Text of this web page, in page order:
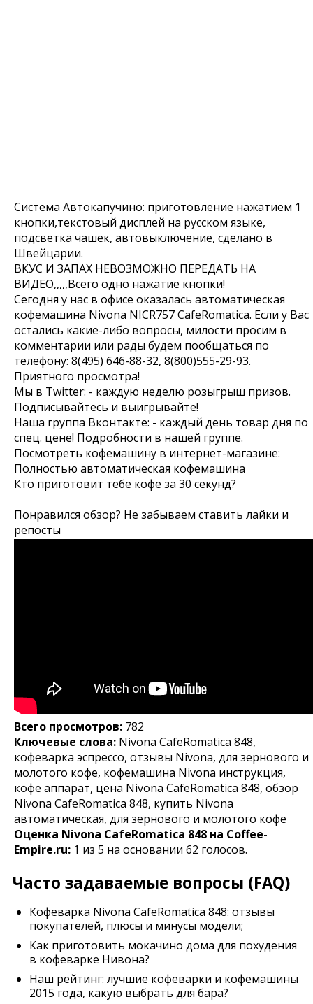
Система Автокапучино: приготовление нажатием 1
кнопки,текстовый дисплей на русском языке,
подсветка чашек, автовыключение, сделано в
Швейцарии.
ВКУС И ЗАПАХ НЕВОЗМОЖНО ПЕРЕДАТЬ НА
ВИДЕО,,,,,Всего одно нажатие кнопки!
Сегодня у нас в офисе оказалась автоматическая
кофемашина Nivona NICR757 CafeRomatica. Если у Вас
остались какие-либо вопросы, милости просим в
комментарии или рады будем пообщаться по
телефону: 8(495) 646-88-32, 8(800)555-29-93.
Приятного просмотра!
Мы в Twitter: - каждую неделю розыгрыш призов.
Подписывайтесь и выигрывайте!
Наша группа Вконтакте: - каждый день товар дня по
спец. цене! Подробности в нашей группе.
Посмотреть кофемашину в интернет-магазине:
Полностью автоматическая кофемашина
Кто приготовит тебе кофе за 30 секунд?
Понравился обзор? Не забываем ставить лайки и
репосты
Всего просмотров:782
Ключевые слова:Nivona CafeRomatica 848,
кофеварка эспрессо, отзывы Nivona, для зернового и
молотого кофе, кофемашина Nivona инструкция,
кофе аппарат, цена Nivona CafeRomatica 848, обзор
Nivona CafeRomatica 848, купить Nivona
автоматическая, для зернового и молотого кофе
Оценка Nivona CafeRomatica 848на Coffee-
Empire.ru: 1 из 5 на основании 62 голосов.
Часто задаваемые вопросы (FAQ)
Кофеварка Nivona CafeRomatica 848: отзывы
покупателей, плюсы и минусы модели;
Как приготовить мокачино дома для похудения
в кофеварке Нивона?
Наш рейтинг: лучшие кофеварки и кофемашины
2015 года, какую выбрать для бара?